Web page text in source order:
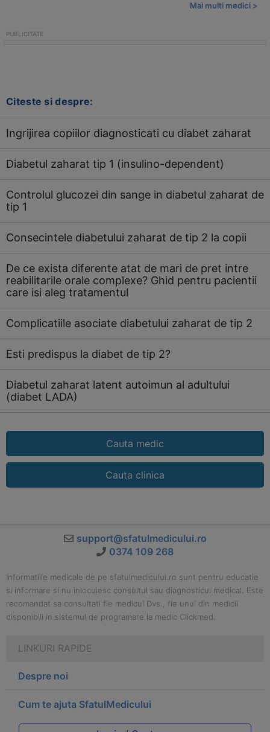
Mai multi medici >
Citeste si despre:
Ingrijirea copiilor diagnosticati cu diabet zaharat
Diabetul zaharat tip 1 (insulino-dependent)
Controlul glucozei din sange in diabetul zaharat de
tip 1
Consecintele diabetului zaharat de tip 2 la copii
De ce exista diferente atat de mari de pret intre
reabilitarile orale complexe? Ghid pentru pacientii
care isi aleg tratamentul
Complicatiile asociate diabetului zaharat de tip 2
Esti predispus la diabet de tip 2?
Diabetul zaharat latent autoimun al adultului
(diabet LADA)
Cauta medic
Cauta clinica
support@sfatulmedicului.ro
0374 109 268
Informatiile medicale de pe sfatulmedicului.ro sunt pentru educatie
si informare si nu inlocuiesc consultul sau diagnosticul medical. Este
recomandat sa consultati fie medicul Dvs., fie unul din medicii
disponibili in sistemul de programare la medic Clickmed.
LINKURI RAPIDE
Despre noi
Cum te ajuta SfatulMedicului